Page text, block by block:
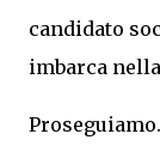
candidato
imbarca
Proseguiamo.